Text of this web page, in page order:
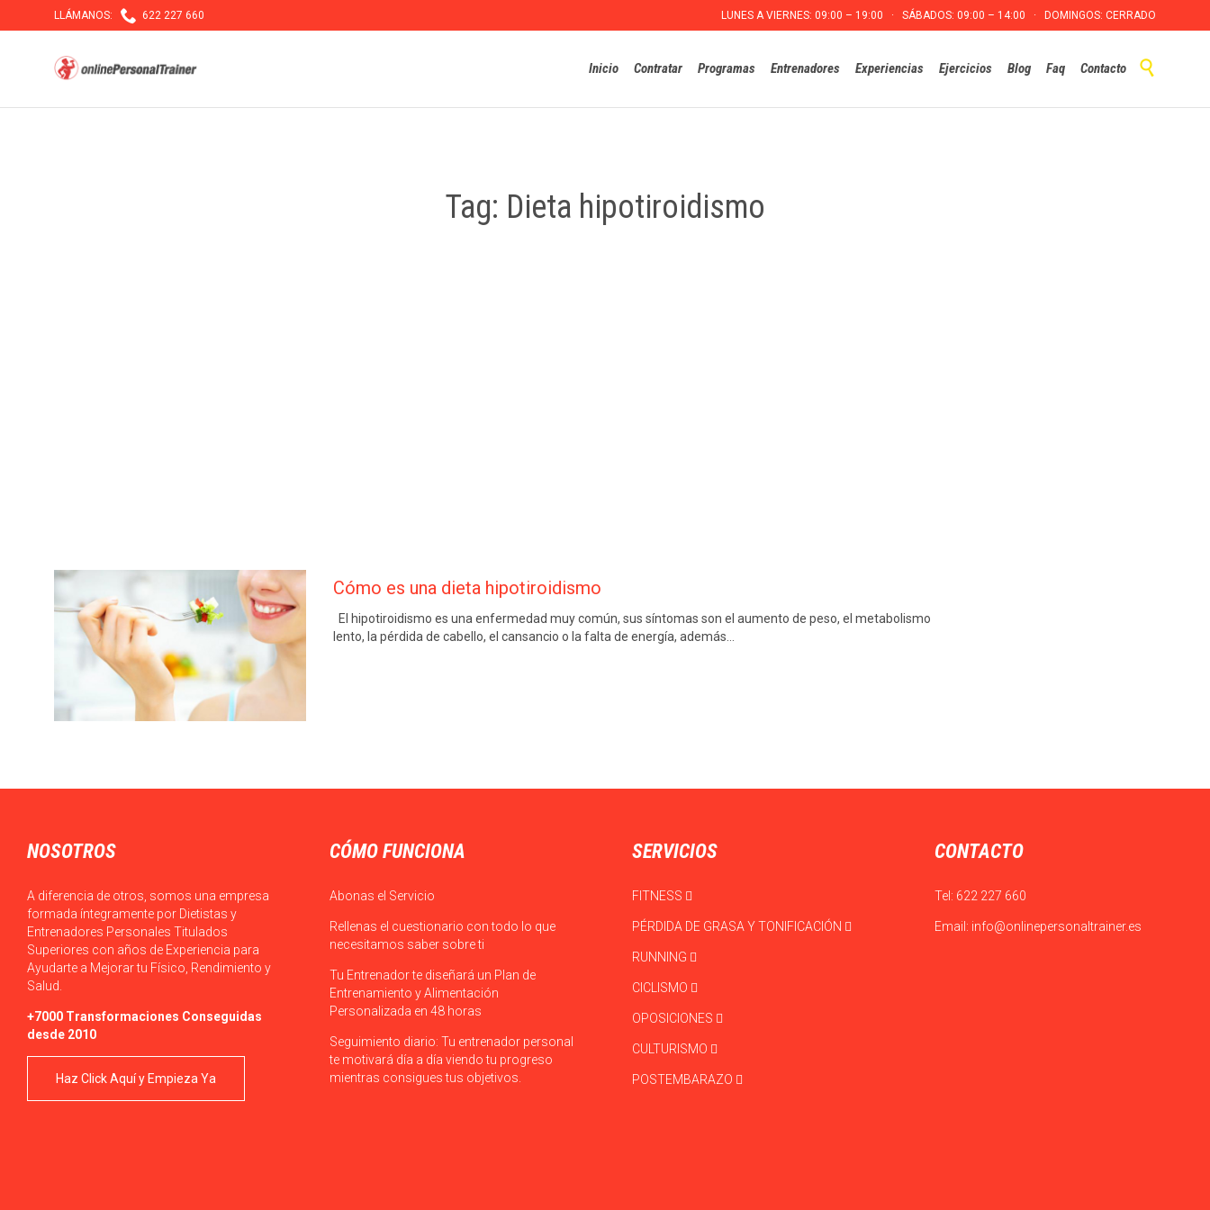
LLÁMANOS:  622 227 660 LUNES A VIERNES: 09:00 – 19:00 · SÁBADOS: 09:00 – 14:00 · DOMINGOS: CERRADO
to
Inicio Contratar Programas Entrenadores Experiencias Ejercicios Blog Faq Contacto 
Tag: Dieta hipotiroidismo
Cómo es una dieta hipotiroidismo
El hipotiroidismo es una enfermedad muy común, sus síntomas son el aumento de peso, el metabolismo
lento, la pérdida de cabello, el cansancio o la falta de energía, además…
NOSOTROS
A diferencia de otros, somos una empresa
formada íntegramente por Dietistas y
Entrenadores Personales Titulados
Superiores con años de Experiencia para
Ayudarte a Mejorar tu Físico, Rendimiento y
Salud.
+7000 Transformaciones Conseguidas
desde 2010
Haz Click Aquí y Empieza Ya
CÓMO FUNCIONA
Abonas el Servicio
Rellenas el cuestionario con todo lo que
necesitamos saber sobre ti
Tu Entrenador te diseñará un Plan de
Entrenamiento y Alimentación
Personalizada en 48 horas
Seguimiento diario: Tu entrenador personal
te motivará día a día viendo tu progreso
mientras consigues tus objetivos.
SERVICIOS
FITNESS
PÉRDIDA DE GRASA Y TONIFICACIÓN
RUNNING
CICLISMO
OPOSICIONES
CULTURISMO
POSTEMBARAZO
CONTACTO
Tel: 622 227 660
Email: info@onlinepersonaltrainer.es